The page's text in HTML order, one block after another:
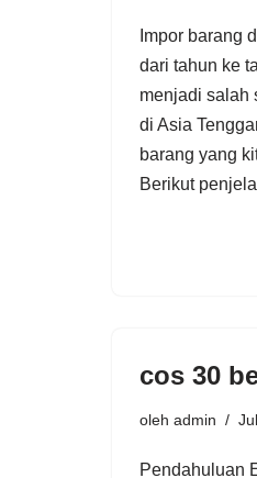
Impor barang
dari tahun ke
menjadi salah
di Asia
barang yang
Berikut
cos 30
oleh admin
Pendahuluan